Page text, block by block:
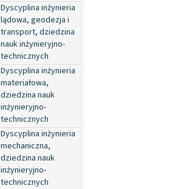
Dyscyplina inżynieria
lądowa, geodezja i
transport, dziedzina
nauk inżynieryjno-
technicznych
Dyscyplina inżynieria
materiałowa,
dziedzina nauk
inżynieryjno-
technicznych
Dyscyplina inżynieria
mechaniczna,
dziedzina nauk
inżynieryjno-
technicznych